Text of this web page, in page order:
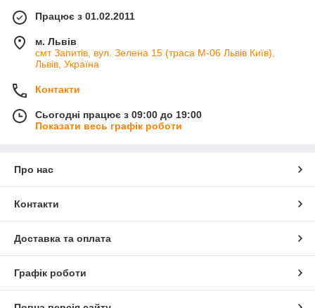
Таймер сну для тепла та полум'я.
Підключення до Wi-Fi та розумного будинку.
Працює з 01.02.2011
м. Львів
смт Запитів, вул. Зелена 15 (траса М-06 Львів Київ),
Львів, Україна
Контакти
Сьогодні працює з 09:00 до 19:00
Показати весь графік роботи
Про нас
Контакти
Доставка та оплата
Графік роботи